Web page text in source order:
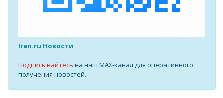
Iran.ru Новости
Подписывайтесь на наш MAX-канал для оперативного
получения новостей.